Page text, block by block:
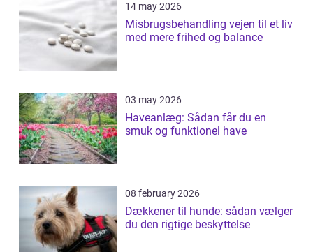
14 may 2026
Misbrugsbehandling vejen til et liv
med mere frihed og balance
03 may 2026
Haveanlæg: Sådan får du en
smuk og funktionel have
08 february 2026
Dækkener til hunde: sådan vælger
du den rigtige beskyttelse